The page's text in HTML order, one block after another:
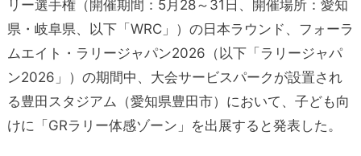
リー選手権（開催期間：5月28～31日、開催場所：愛知
県・岐阜県、以下「WRC」）の日本ラウンド、フォーラ
ムエイト・ラリージャパン2026（以下「ラリージャパ
ン2026」）の期間中、大会サービスパークが設置され
る豊田スタジアム（愛知県豊田市）において、子ども向
けに「GRラリー体感ゾーン」を出展すると発表した。